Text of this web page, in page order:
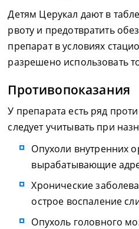
Детям Церукал дают в
рвоту и предотвратить
препарат в условиях
разрешено использовать
Противопоказания
У препарата есть ряд
следует учитывать при
Опухоли внутренних
вырабатывающие
Хронические
острое воспаление
Опухоль головного